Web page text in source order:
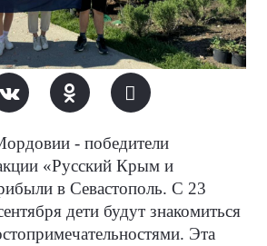
- победители
«Русский Крым и
в Севастополь. С 23
дети будут знакомиться
Эта